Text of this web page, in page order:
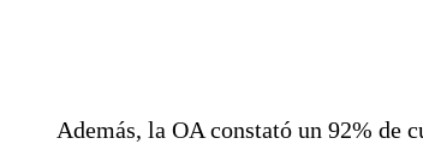
Además, la OA constató un 92% de